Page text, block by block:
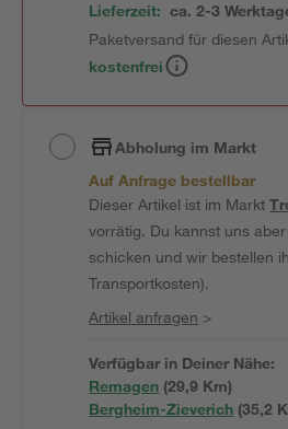
Lieferzeit: ca. 2-3
Paketversand für diesen
kostenfrei
Abholung im Markt
Auf Anfrage bestellbar
Dieser Artikel ist im Markt
vorrätig. Du kannst uns
schicken und wir bestellen
Transportkosten).
Artikel anfragen >
Verfügbar in Deiner Nähe:
Remagen (29,9 Km)
Bergheim-Zieverich (35,2